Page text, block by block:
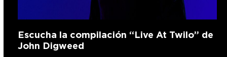
Escucha la compilación “Live At Twilo” de
John Digweed